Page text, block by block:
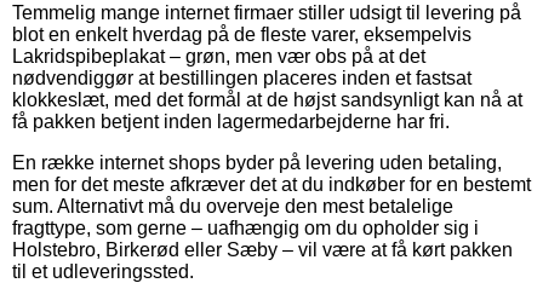
Temmelig mange internet firmaer stiller udsigt til levering på
blot en enkelt hverdag på de fleste varer, eksempelvis
Lakridspibeplakat – grøn, men vær obs på at det
nødvendiggør at bestillingen placeres inden et fastsat
klokkeslæt, med det formål at de højst sandsynligt kan nå at
få pakken betjent inden lagermedarbejderne har fri.
En række internet shops byder på levering uden betaling,
men for det meste afkræver det at du indkøber for en bestemt
sum. Alternativt må du overveje den mest betalelige
fragttype, som gerne – uafhængig om du opholder sig i
Holstebro, Birkerød eller Sæby – vil være at få kørt pakken
til et udleveringssted.